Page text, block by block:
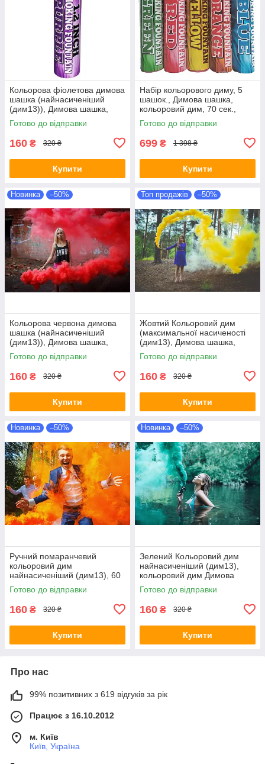
Кольорова фіолетова димова
шашка (найнасиченіший
(дим13)), Димова шашка,
кольоровий дим,
фиолетовый дым
Готово до відправки
160 ₴ 320 ₴
Купити
Набір кольорового диму, 5
шашок., Димова шашка,
кольоровий дим, 70 сек.,
Maxsem, Димова шашка
Готово до відправки
699 ₴ 1 398 ₴
Купити
Новинка –50%
Кольорова червона димова
шашка (найнасиченіший
(дим13)), Димова шашка,
кольоровий дим
Готово до відправки
160 ₴ 320 ₴
Купити
Топ продажів –50%
Жовтий Кольоровий дим
(максимальної насиченості
(дим13), Димова шашка,
жовтий, Цветные дымовые
шашки
Готово до відправки
160 ₴ 320 ₴
Купити
Новинка –50%
Ручний помаранчевий
кольоровий дим
найнасиченіший (дим13), 60
сек., Димова шашка,
кольоровий дим
Готово до відправки
160 ₴ 320 ₴
Купити
Новинка –50%
Зелений Кольоровий дим
найнасиченіший (дим13),
кольоровий дим Димова
шашка, Польща, 60 з
Готово до відправки
160 ₴ 320 ₴
Купити
Про нас
99% позитивних з 619 відгуків за рік
Працює з 16.10.2012
м. Київ
Київ, Україна